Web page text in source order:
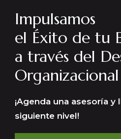
Impulsamos
el Éxito de tu
a través del
Organizacional
¡Agenda una asesoría
siguiente nivel!